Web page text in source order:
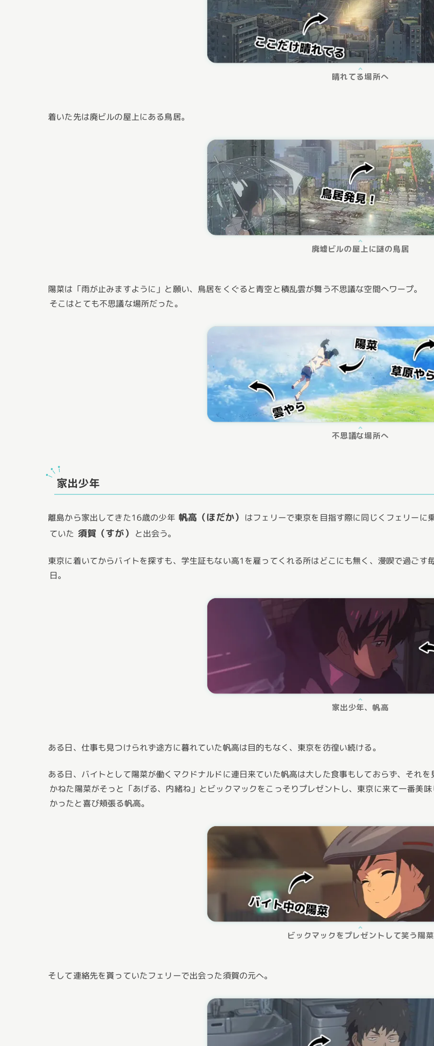
晴れてる場所へ
着いた先は廃ビルの屋上にある鳥居。
廃墟ビルの屋上に謎の鳥居
陽菜は「雨が止みますように」と願い、鳥居をくぐると青空と積乱雲が舞う不思議な空間へワープ。
そこはとても不思議な場所だった。
不思議な場所へ
家出少年
離島から家出してきた16歳の少年 帆高（ほだか） はフェリーで東京を目指す際に同じくフェリーに
ていた 須賀（すが） と出会う。
東京に着いてからバイトを探すも、学生証もない高1を雇ってくれる所はどこにも無く、漫喫で過ごす
日。
家出少年、帆高
ある日、仕事も見つけられず途方に暮れていた帆高は目的もなく、東京を彷徨い続ける。
ある日、バイトとして陽菜が働くマクドナルドに連日来ていた帆高は大した食事もしておらず、それを
かねた陽菜がそっと「あげる、内緒ね」とビックマックをこっそりプレゼントし、東京に来て一番美味
かったと喜び頬張る帆高。
ビックマックをプレゼントして笑う陽菜
そして連絡先を貰っていたフェリーで出会った須賀の元へ。